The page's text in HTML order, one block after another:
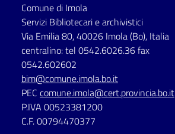
Seguici
su
Comune di Imola
Servizi Bibliotecari e archivistici
Via Emilia 80, 40026 Imola (Bo), Italia
centralino: tel 0542.6026.36 fax
0542.602602
bim@comune.imola.bo.it
PEC comune.imola@cert.provincia.bo.it
P.IVA 00523381200
C.F. 00794470377